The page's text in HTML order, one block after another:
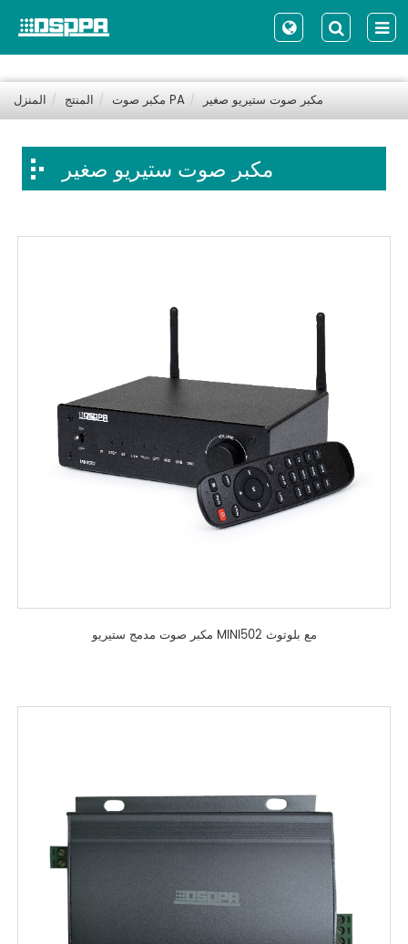
المنزل المنتج مكبر صوت PA مكبر صوت ستيريو صغير
مكبر صوت ستيريو صغير
مكبر صوت مدمج ستيريو MINI502 مع بلوتوث